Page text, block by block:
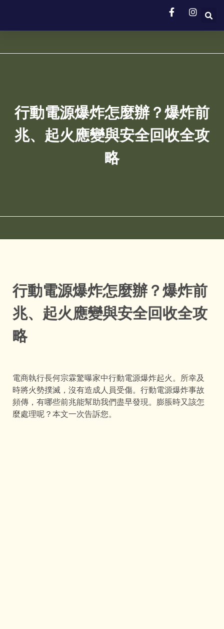
行動電源爆炸怎麼辦？爆炸前
兆、起火應變與安全回收全攻
略
行動電源爆炸怎麼辦？爆炸前
兆、起火應變與安全回收全攻
略
電商執行長何宗霖驚曝家中行動電源爆炸起火。所幸及
時將火勢撲滅，沒有造成人員受傷。行動電源爆炸事故
頻傳，有哪些前兆能幫助我們盡早發現。膨脹時又該怎
麼處理呢？本文一次告訴您。